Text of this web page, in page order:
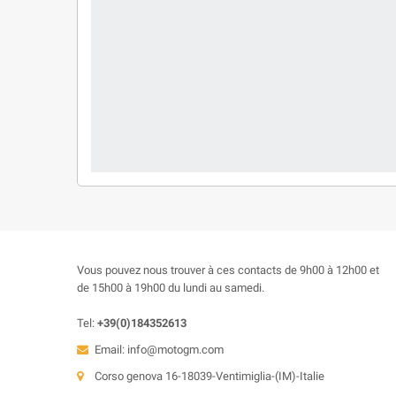
Vous pouvez nous trouver à ces contacts de 9h00 à 12h00 et
de 15h00 à 19h00 du lundi au samedi.
Tel: +39(0)184352613
Email: info@motogm.com
Corso genova 16-18039-Ventimiglia-(IM)-Italie